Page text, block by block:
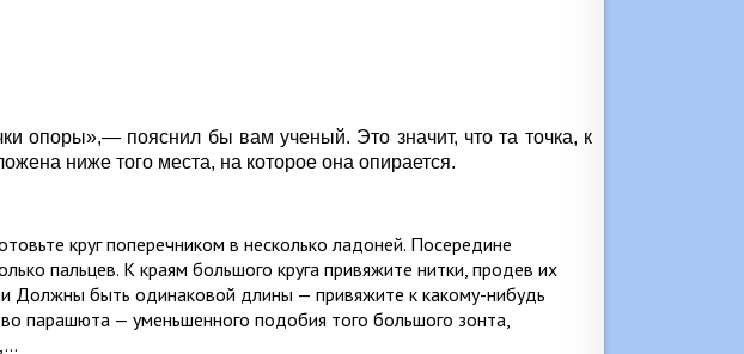
опоры»,— пояснил бы вам ученый. Это значит, что та точка, к
ниже того места, на которое она опирается.
круг поперечником в несколько ладоней. Посередине
пальцев. К краям большого круга привяжите нитки, продев их
Должны быть одинаковой длины — привяжите к какому-нибудь
парашюта — уменьшенного подобия того большого зонта,